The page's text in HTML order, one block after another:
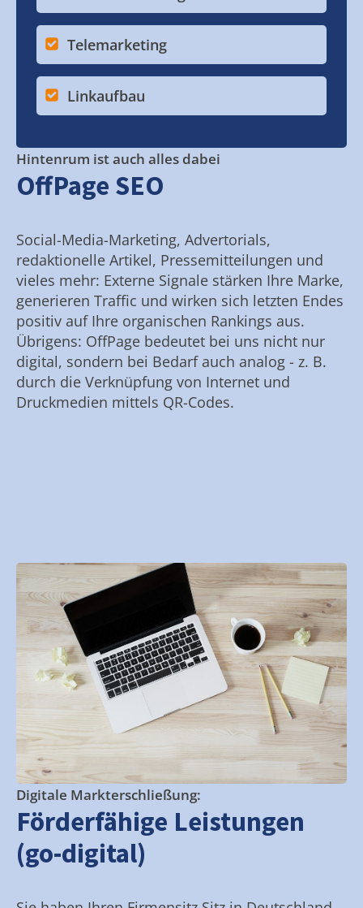
Telemarketing
Linkaufbau
Hintenrum ist auch alles dabei
OffPage SEO
Social-Media-Marketing, Advertorials,
redaktionelle Artikel, Pressemitteilungen und
vieles mehr: Externe Signale stärken Ihre Marke,
generieren Traffic und wirken sich letzten Endes
positiv auf Ihre organischen Rankings aus.
Übrigens: OffPage bedeutet bei uns nicht nur
digital, sondern bei Bedarf auch analog - z. B.
durch die Verknüpfung von Internet und
Druckmedien mittels QR-Codes.
Digitale Markterschließung:
Förderfähige Leistungen
(go-digital)